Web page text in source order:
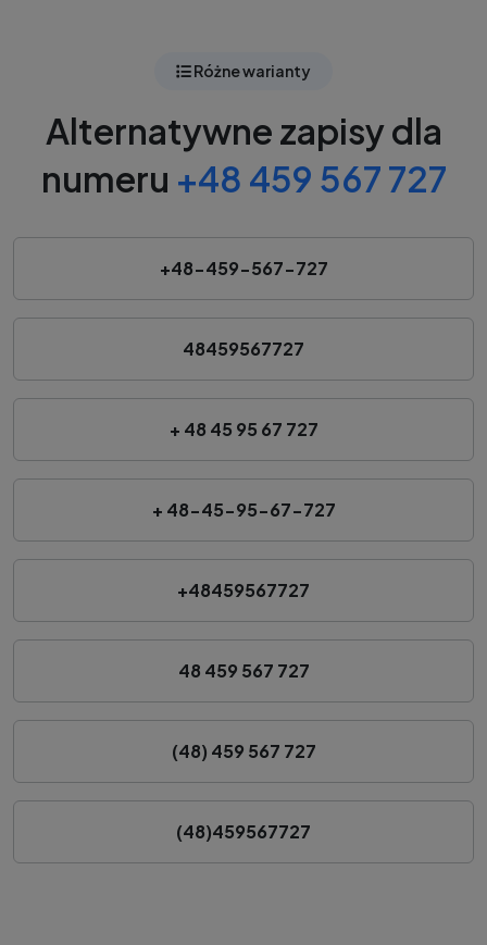
Różne warianty
Alternatywne zapisy dla
numeru +48 459 567 727
+48-459-567-727
48459567727
+ 48 45 95 67 727
+ 48-45-95-67-727
+48459567727
48 459 567 727
(48) 459 567 727
(48)459567727